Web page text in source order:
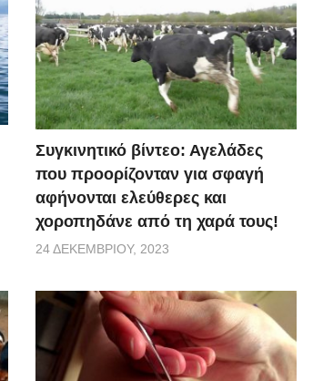
Συγκινητικό βίντεο: Αγελάδες
που προορίζονταν για σφαγή
αφήνονται ελεύθερες και
χοροπηδάνε από τη χαρά τους!
24 ΔΕΚΕΜΒΡΊΟΥ, 2023